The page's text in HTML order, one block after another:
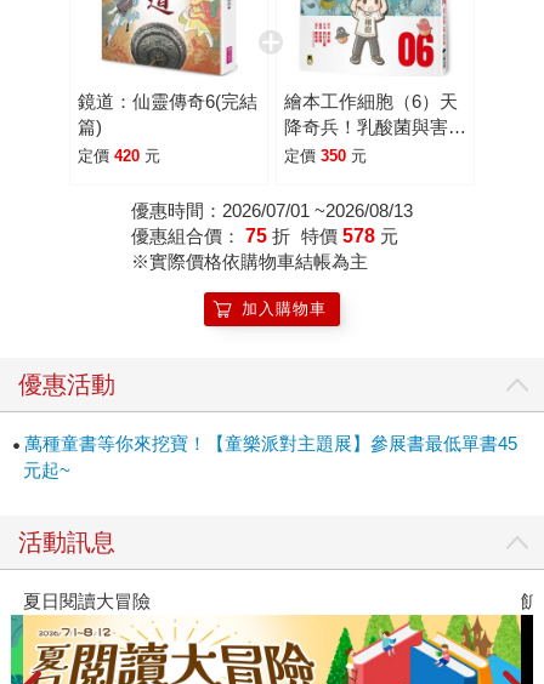
鏡道：仙靈傳奇6(完結
篇)
定價 420 元
繪本工作細胞（6）天
降奇兵！乳酸菌與害菌
大亂鬥
定價 350 元
優惠時間：2026/07/01 ~2026/08/13
優惠組合價： 75 折 特價 578 元
※實際價格依購物車結帳為主
加入購物車
優惠活動
萬種童書等你來挖寶！【童樂派對主題展】參展書最低單書45
元起~
活動訊息
飢餓遊戲前傳贈早優券